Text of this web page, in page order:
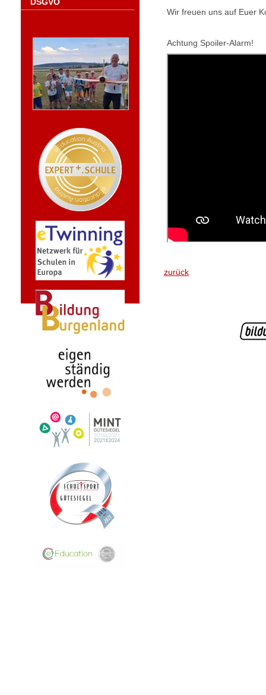
Wir freuen uns auf Euer
Achtung Spoiler-Alarm!
zurück